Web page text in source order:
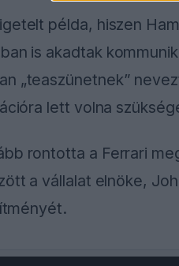
példa, hiszen
is akadtak
„teaszünetnek”
lett volna
rontotta a Ferrari
a vállalat elnöke,